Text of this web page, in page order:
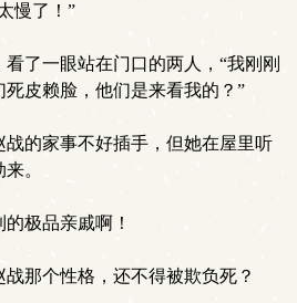
慢了！”
了一眼站在门口的两人，“我刚刚
皮赖脸，他们是来看我的？”
的家事不好插手，但她在屋里听
。
极品亲戚啊！
那个性格，还不得被欺负死？